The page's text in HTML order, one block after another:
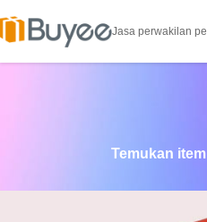
Jasa perwakilan
Temukan